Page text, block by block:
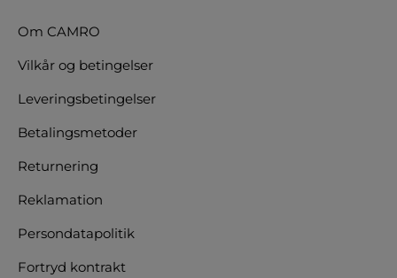
Om CAMRO
Vilkår og betingelser
Leveringsbetingelser
Betalingsmetoder
Returnering
Reklamation
Persondatapolitik
Fortryd kontrakt